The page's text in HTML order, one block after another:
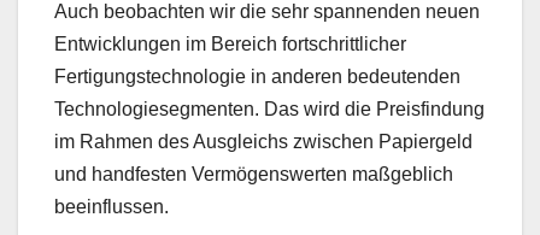
Auch beobachten wir die sehr spannenden neuen
Entwicklungen im Bereich fortschrittlicher
Fertigungstechnologie in anderen bedeutenden
Technologiesegmenten. Das wird die Preisfindung
im Rahmen des Ausgleichs zwischen Papiergeld
und handfesten Vermögenswerten maßgeblich
beeinflussen.